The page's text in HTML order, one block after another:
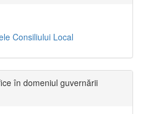
Consiliului Local
în domeniul guvernării